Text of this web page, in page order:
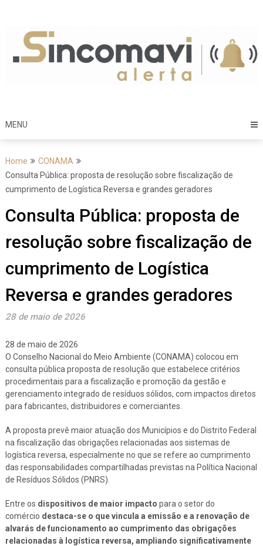
content
MENU
Home
CONAMA
Consulta Pública: proposta de resolução sobre fiscalização de
cumprimento de Logística Reversa e grandes geradores
Consulta Pública: proposta de
resolução sobre fiscalização de
cumprimento de Logística
Reversa e grandes geradores
28 de maio de 2026
28 de maio de 2026
O Conselho Nacional do Meio Ambiente (CONAMA) colocou em
consulta pública proposta de resolução que estabelece critérios
procedimentais para a fiscalização e promoção da gestão e
gerenciamento integrado de resíduos sólidos, com impactos diretos
para fabricantes, distribuidores e comerciantes.
A proposta prevê maior atuação dos Municípios e do Distrito Federal
na fiscalização das obrigações relacionadas aos sistemas de
logística reversa, especialmente no que se refere ao cumprimento
das responsabilidades compartilhadas previstas na Política Nacional
de Resíduos Sólidos (PNRS).
Entre os dispositivos de maior impacto para o setor do
comércio destaca-se o que vincula a emissão e a renovação de
alvarás de funcionamento ao cumprimento das obrigações
relacionadas à logística reversa, ampliando significativamente